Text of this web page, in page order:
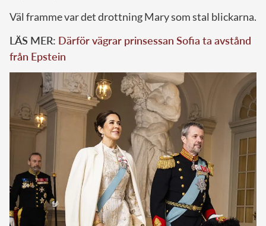
Väl framme var det drottning Mary som stal blickarna.
LÄS MER: Därför vägrar prinsessan Sofia ta avstånd
från Epstein